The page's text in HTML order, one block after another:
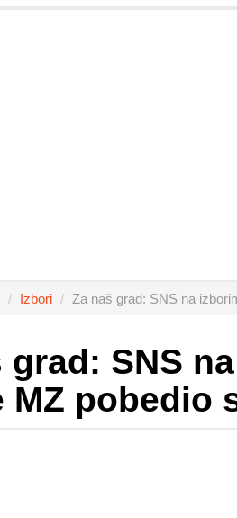
Izbori Za naš grad: SNS na
grad: SNS
MZ pobedio